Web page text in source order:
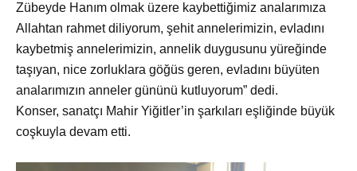
Zübeyde Hanım olmak üzere kaybettiğimiz analarımıza
Allahtan rahmet diliyorum, şehit annelerimizin, evladını
kaybetmiş annelerimizin, annelik duygusunu yüreğinde
taşıyan, nice zorluklara göğüs geren, evladını büyüten
analarımızın anneler gününü kutluyorum” dedi.
Konser, sanatçı Mahir Yiğitler’in şarkıları eşliğinde büyük
coşkuyla devam etti.